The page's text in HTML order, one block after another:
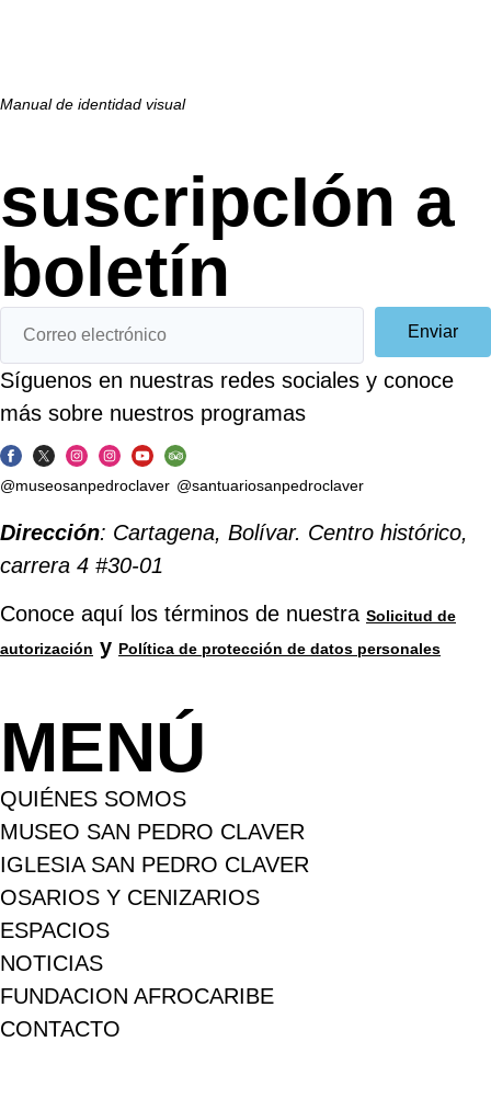
Manual de identidad visual
suscripcIón a
boletín
Enviar
Síguenos en nuestras redes sociales y conoce
más sobre nuestros programas
@museosanpedroclaver @santuariosanpedroclaver
Dirección: Cartagena, Bolívar. Centro histórico,
carrera 4 #30-01
Conoce aquí los términos de nuestra Solicitud de
autorización y Política de protección de datos personales
MENÚ
QUIÉNES SOMOS
MUSEO SAN PEDRO CLAVER
IGLESIA SAN PEDRO CLAVER
OSARIOS Y CENIZARIOS
ESPACIOS
NOTICIAS
FUNDACION AFROCARIBE
CONTACTO